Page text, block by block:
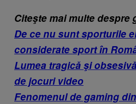
Citeşte mai multe despre
De ce nu sunt sporturile
considerate sport în
Lumea tragică şi
de jocuri video
Fenomenul de gaming